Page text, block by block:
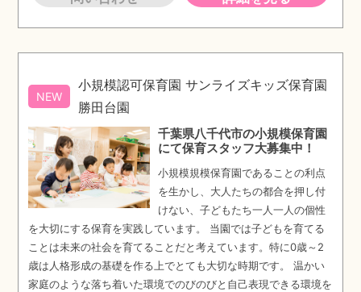
NEW
小規模認可保育園 サンライズキッズ保育園
勝田台園
千葉県八千代市の小規模保育園
にて保育スタッフ大募集中！
小規模規模保育園であることの利点
を生かし、大人たちの都合を押し付
けない、子どもたち一人一人の個性
を大切にする保育を実践しています。 当園では子どもを育てる
ことは未来の社会を育てることだと考えています。特に0歳～2
歳は人格形成の基礎を作る上でとても大切な時期です。 温かい
家庭のような落ち着いた環境でのびのびと自己表現できる環境を